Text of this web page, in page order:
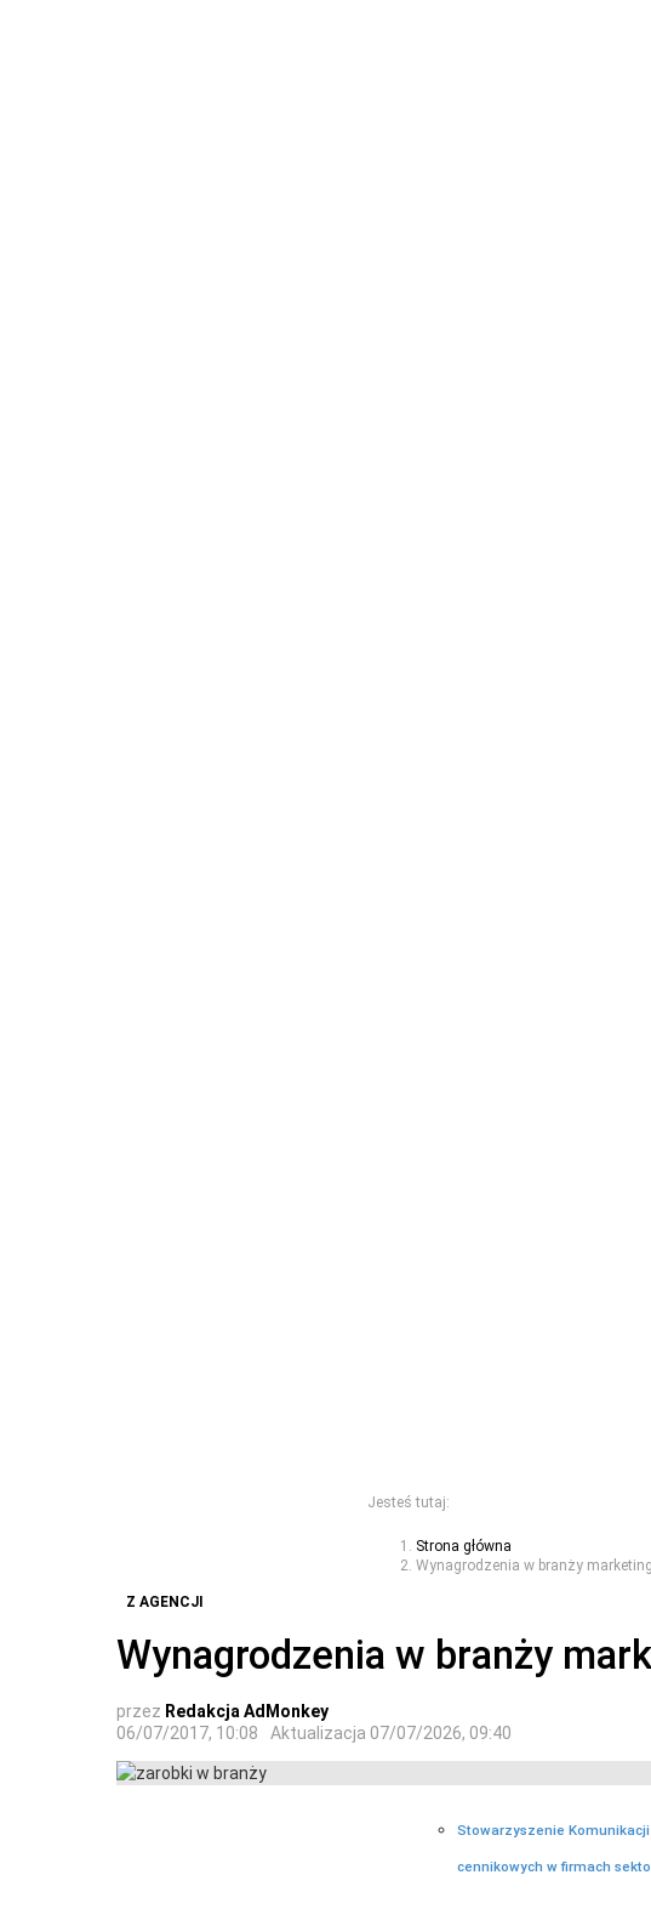
Jesteś tutaj:
Strona główna
Wynagrodzenia w branży
Z AGENCJI
Wynagrodzenia w branży
przez Redakcja AdMonkey
06/07/2017, 10:08
Aktualizacja 07/07/2026, 09:40
Stowarzyszenie
cennikowych w firmach